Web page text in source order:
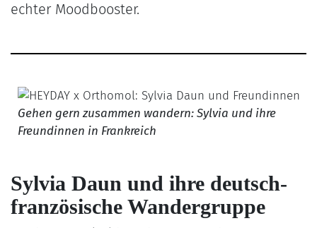
echter Moodbooster.
Gehen gern zusammen wandern: Sylvia und ihre
Freundinnen in Frankreich
Sylvia Daun und ihre deutsch-
französische Wandergruppe